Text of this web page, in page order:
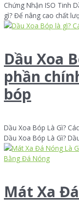
Chứng Nhận ISO Tinh
gì? Để nâng cao chất
Dầu Xoa
phần
bóp
Dầu Xoa Bóp Là Gì?
Dầu Xoa Bóp Là Gì?
Mát Xa